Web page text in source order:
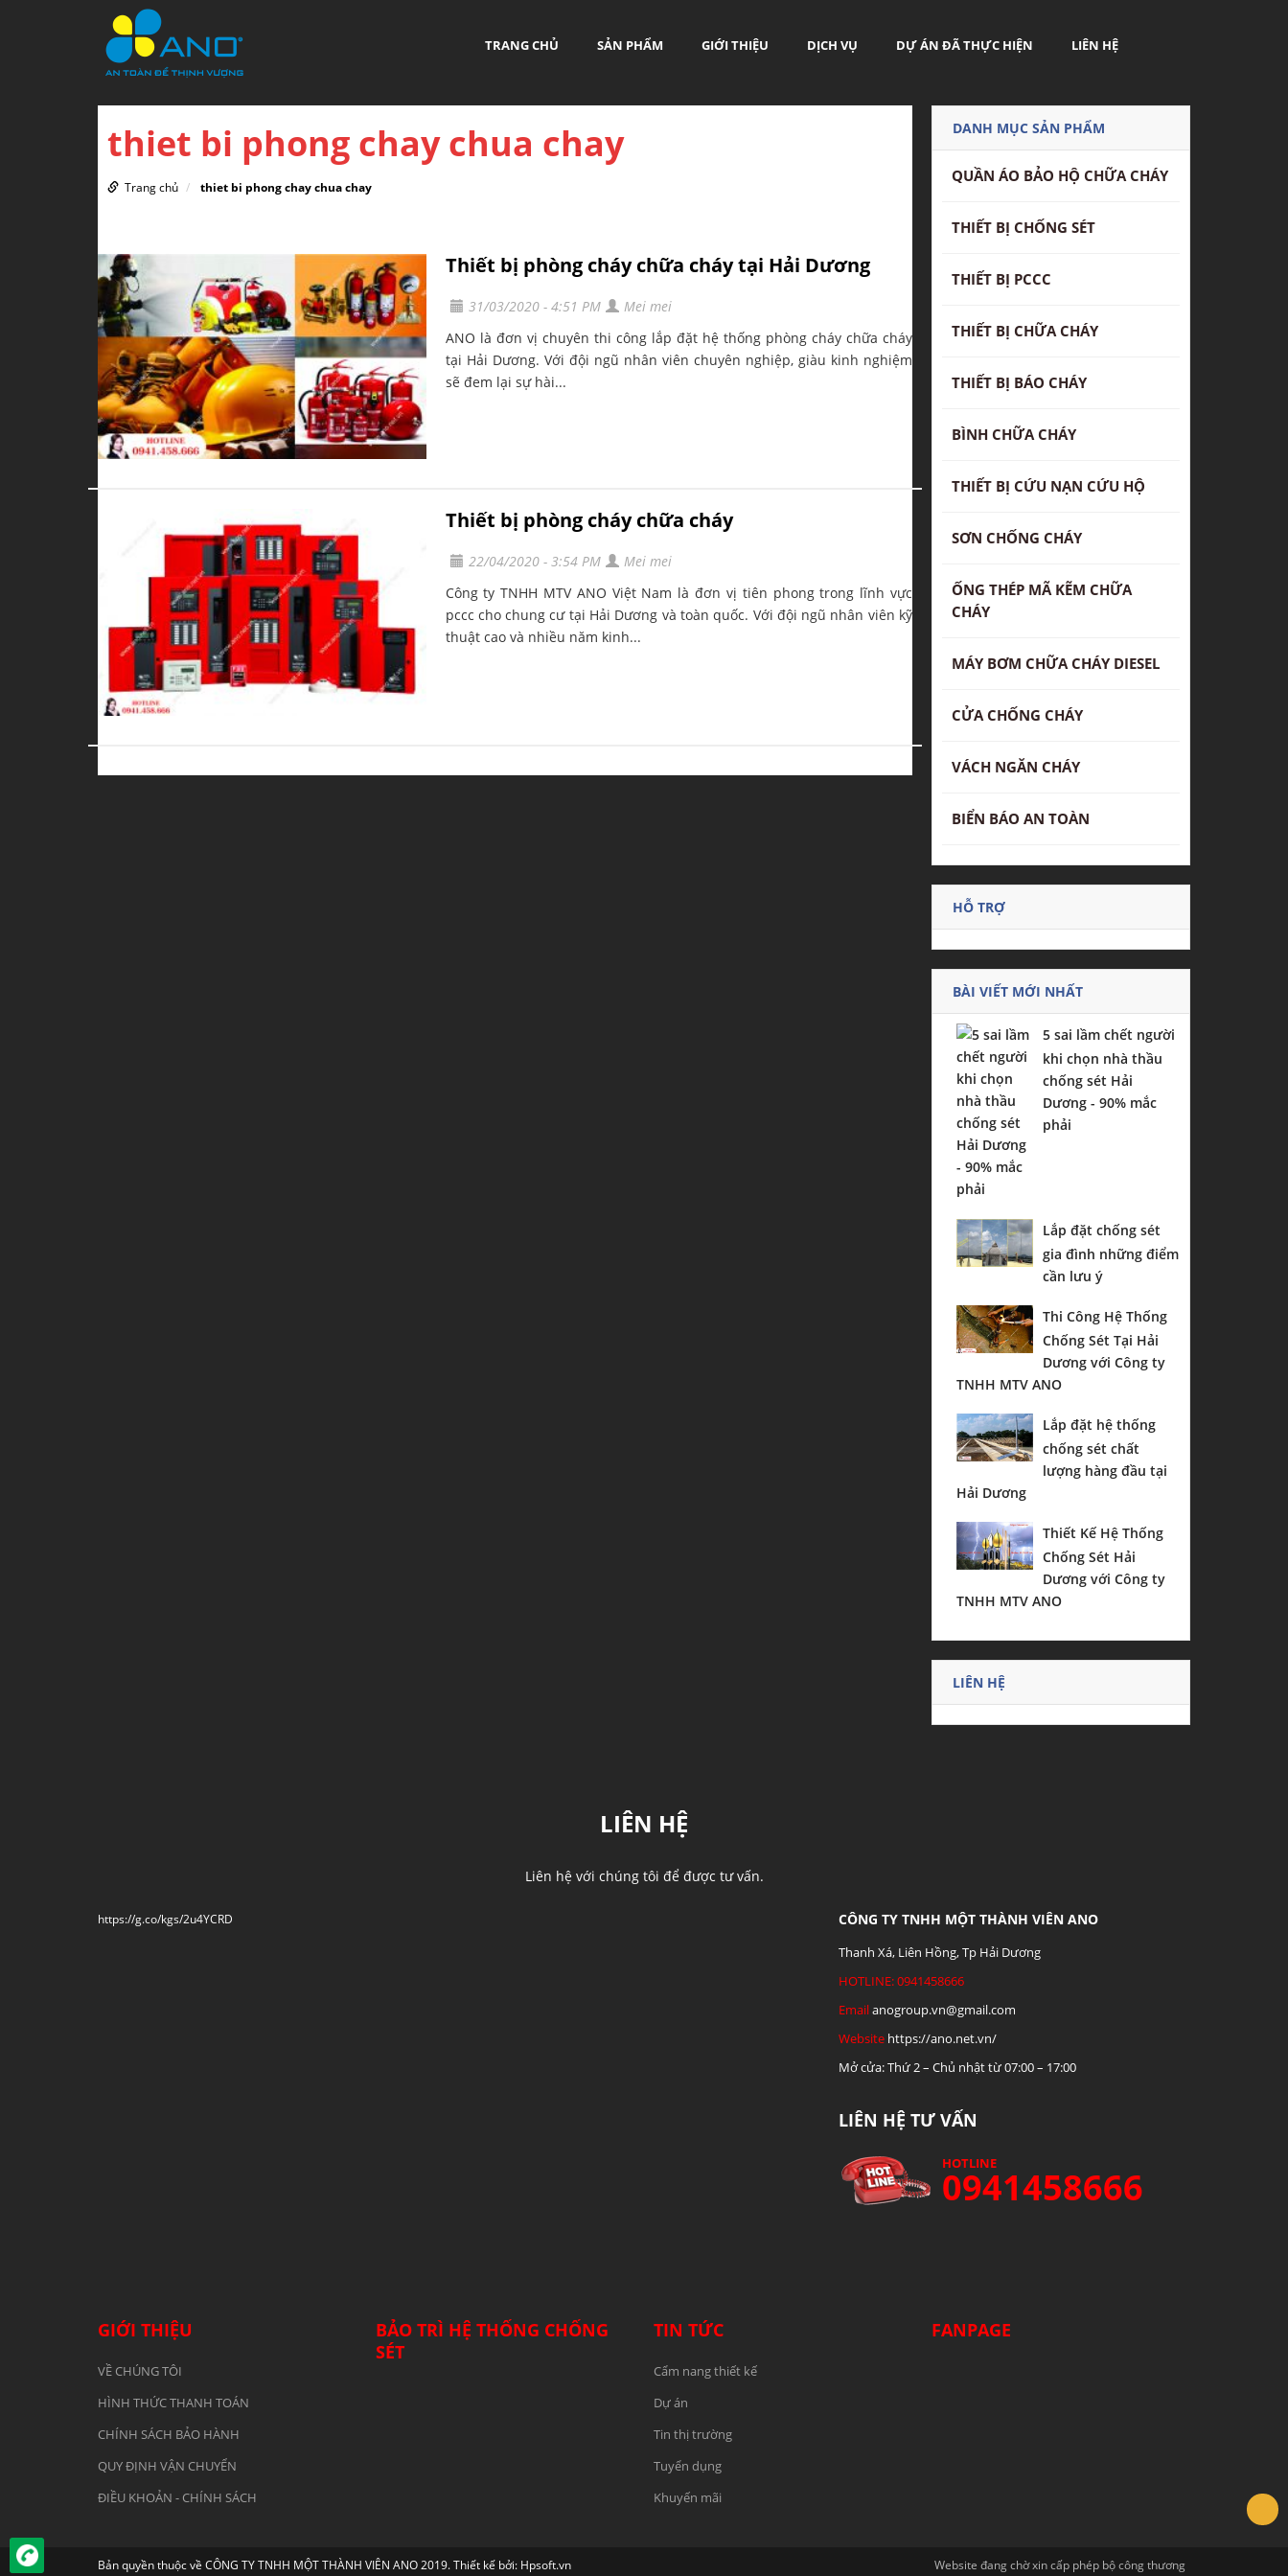
TRANG CHỦ SẢN PHẨM GIỚI THIỆU DỊCH VỤ DỰ ÁN ĐÃ THỰC HIỆN LIÊN HỆ
thiet bi phong chay chua chay
Trang chủ thiet bi phong chay chua chay
Thiết bị phòng cháy chữa cháy tại Hải Dương
31/03/2020 - 4:51 PM
Mei mei
ANO là đơn vị chuyên thi công lắp đặt hệ thống phòng cháy chữa cháy
tại Hải Dương. Với đội ngũ nhân viên chuyên nghiệp, giàu kinh nghiệm
sẽ đem lại sự hài...
Thiết bị phòng cháy chữa cháy
22/04/2020 - 3:54 PM
Mei mei
Công ty TNHH MTV ANO Việt Nam là đơn vị tiên phong trong lĩnh vực
pccc cho chung cư tại Hải Dương và toàn quốc. Với đội ngũ nhân viên kỹ
thuật cao và nhiều năm kinh...
DANH MỤC SẢN PHẨM
QUẦN ÁO BẢO HỘ CHỮA CHÁY
THIẾT BỊ CHỐNG SÉT
THIẾT BỊ PCCC
THIẾT BỊ CHỮA CHÁY
THIẾT BỊ BÁO CHÁY
BÌNH CHỮA CHÁY
THIẾT BỊ CỨU NẠN CỨU HỘ
SƠN CHỐNG CHÁY
ỐNG THÉP MÃ KẼM CHỮA
CHÁY
MÁY BƠM CHỮA CHÁY DIESEL
CỬA CHỐNG CHÁY
VÁCH NGĂN CHÁY
BIỂN BÁO AN TOÀN
HỖ TRỢ
BÀI VIẾT MỚI NHẤT
5 sai lầm chết người
khi chọn nhà thầu
chống sét Hải
Dương - 90% mắc
phải
Lắp đặt chống sét
gia đình những điểm
cần lưu ý
Thi Công Hệ Thống
Chống Sét Tại Hải
Dương với Công ty
TNHH MTV ANO
Lắp đặt hệ thống
chống sét chất
lượng hàng đầu tại
Hải Dương
Thiết Kế Hệ Thống
Chống Sét Hải
Dương với Công ty
TNHH MTV ANO
LIÊN HỆ
LIÊN HỆ
Liên hệ với chúng tôi để được tư vấn.
https://g.co/kgs/2u4YCRD CÔNG TY TNHH MỘT THÀNH VIÊN ANO
Thanh Xá, Liên Hồng, Tp Hải Dương
HOTLINE: 0941458666
Emailanogroup.vn@gmail.com
Website https://ano.net.vn/
Mở cửa: Thứ 2 – Chủ nhật từ 07:00 – 17:00
LIÊN HỆ TƯ VẤN
HOTLINE
0941458666
GIỚI THIỆU
VỀ CHÚNG TÔI
HÌNH THỨC THANH TOÁN
CHÍNH SÁCH BẢO HÀNH
QUY ĐỊNH VẬN CHUYỂN
ĐIỀU KHOẢN - CHÍNH SÁCH
BẢO TRÌ HỆ THỐNG CHỐNG
SÉT
TIN TỨC
Cẩm nang thiết kế
Dự án
Tin thị trường
Tuyển dụng
Khuyến mãi
FANPAGE
Bản quyền thuộc về CÔNG TY TNHH MỘT THÀNH VIÊN ANO 2019. Thiết kế bởi: Hpsoft.vn Website đang chờ xin cấp phép bộ công thương